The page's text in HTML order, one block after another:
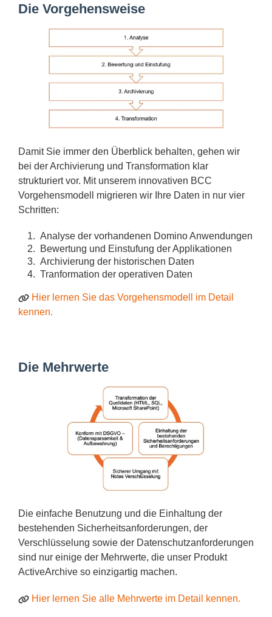
Die Vorgehensweise
Damit Sie immer den Überblick behalten, gehen wir
bei der Archivierung und Transformation klar
strukturiert vor. Mit unserem innovativen BCC
Vorgehensmodell migrieren wir Ihre Daten in nur vier
Schritten:
Analyse der vorhandenen Domino Anwendungen
Bewertung und Einstufung der Applikationen
Archivierung der historischen Daten
Tranformation der operativen Daten
Hier lernen Sie das Vorgehensmodell im Detail
kennen.
Die Mehrwerte
Die einfache Benutzung und die Einhaltung der
bestehenden Sicherheitsanforderungen, der
Verschlüsselung sowie der Datenschutzanforderungen
sind nur einige der Mehrwerte, die unser Produkt
ActiveArchive so einzigartig machen.
Hier lernen Sie alle Mehrwerte im Detail kennen.